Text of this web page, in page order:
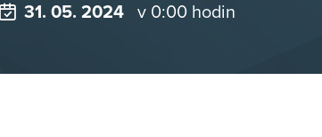
31. 05. 2024 v 0:00 hodin